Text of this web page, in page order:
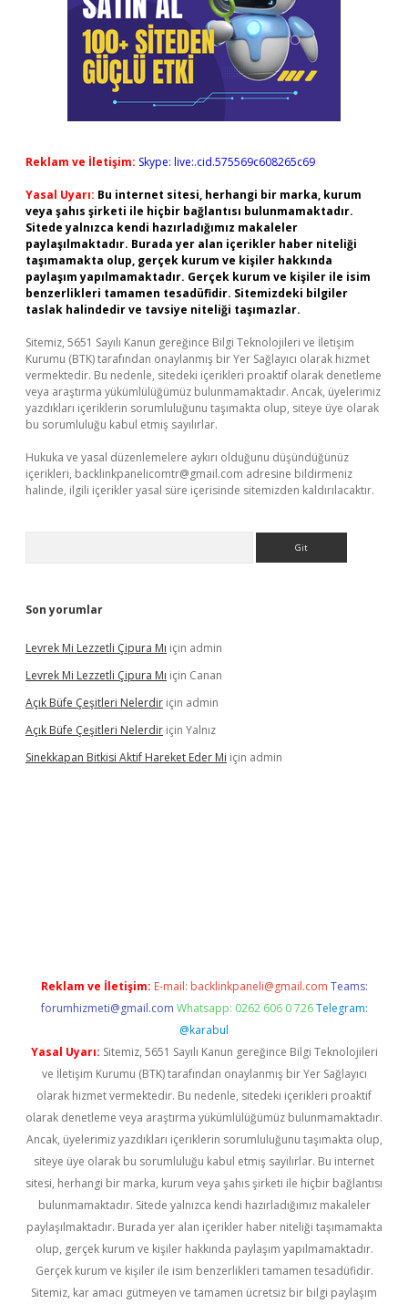
Reklam ve İletişim: Skype: live:.cid.575569c608265c69
Yasal Uyarı: Bu internet sitesi, herhangi bir marka, kurum
veya şahıs şirketi ile hiçbir bağlantısı bulunmamaktadır.
Sitede yalnızca kendi hazırladığımız makaleler
paylaşılmaktadır. Burada yer alan içerikler haber niteliği
taşımamakta olup, gerçek kurum ve kişiler hakkında
paylaşım yapılmamaktadır. Gerçek kurum ve kişiler ile isim
benzerlikleri tamamen tesadüfidir. Sitemizdeki bilgiler
taslak halindedir ve tavsiye niteliği taşımazlar.
Sitemiz, 5651 Sayılı Kanun gereğince Bilgi Teknolojileri ve İletişim
Kurumu (BTK) tarafından onaylanmış bir Yer Sağlayıcı olarak hizmet
vermektedir. Bu nedenle, sitedeki içerikleri proaktif olarak denetleme
veya araştırma yükümlülüğümüz bulunmamaktadır. Ancak, üyelerimiz
yazdıkları içeriklerin sorumluluğunu taşımakta olup, siteye üye olarak
bu sorumluluğu kabul etmiş sayılırlar.
Hukuka ve yasal düzenlemelere aykırı olduğunu düşündüğünüz
içerikleri, backlinkpanelicomtr@gmail.com adresine bildirmeniz
halinde, ilgili içerikler yasal süre içerisinde sitemizden kaldırılacaktır.
Son yorumlar
Levrek Mi Lezzetli Çipura Mı için admin
Levrek Mi Lezzetli Çipura Mı için Canan
Açık Büfe Çeşitleri Nelerdir için admin
Açık Büfe Çeşitleri Nelerdir için Yalnız
Sinekkapan Bitkisi Aktif Hareket Eder Mi için admin
Reklam ve İletişim: E-mail: backlinkpaneli@gmail.com Teams:
forumhizmeti@gmail.com Whatsapp: 0262 606 0 726 Telegram:
@karabul
Yasal Uyarı: Sitemiz, 5651 Sayılı Kanun gereğince Bilgi Teknolojileri
ve İletişim Kurumu (BTK) tarafından onaylanmış bir Yer Sağlayıcı
olarak hizmet vermektedir. Bu nedenle, sitedeki içerikleri proaktif
olarak denetleme veya araştırma yükümlülüğümüz bulunmamaktadır.
Ancak, üyelerimiz yazdıkları içeriklerin sorumluluğunu taşımakta olup,
siteye üye olarak bu sorumluluğu kabul etmiş sayılırlar. Bu internet
sitesi, herhangi bir marka, kurum veya şahıs şirketi ile hiçbir bağlantısı
bulunmamaktadır. Sitede yalnızca kendi hazırladığımız makaleler
paylaşılmaktadır. Burada yer alan içerikler haber niteliği taşımamakta
olup, gerçek kurum ve kişiler hakkında paylaşım yapılmamaktadır.
Gerçek kurum ve kişiler ile isim benzerlikleri tamamen tesadüfidir.
Sitemiz, kar amacı gütmeyen ve tamamen ücretsiz bir bilgi paylaşım